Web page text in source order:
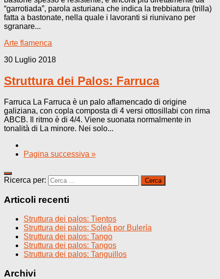
“garrotiada”, parola asturiana che indica la trebbiatura (trilla)
fatta a bastonate, nella quale i lavoranti si riunivano per
sgranare...
Arte flamenca
30 Luglio 2018
Struttura dei Palos: Farruca
Farruca La Farruca è un palo aflamencado di origine
galiziana, con copla composta di 4 versi ottosillabi con rima
ABCB. Il ritmo è di 4/4. Viene suonata normalmente in
tonalità di La minore. Nei solo...
Pagina successiva »
Ricerca per:
Articoli recenti
Struttura dei palos: Tientos
Struttura dei palos: Soleá por Bulería
Struttura dei palos: Tango
Struttura dei palos: Tangos
Struttura dei palos: Tanguillos
Archivi